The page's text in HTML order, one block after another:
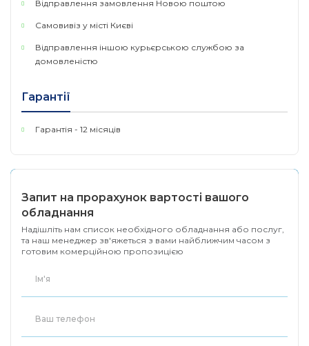
Відправлення замовлення Новою поштою
Самовивіз у місті Києві
Відправлення іншою курьєрською службою за
домовленістю
Гарантії
Гарантія - 12 місяців
Запит на прорахунок вартості вашого
обладнання
Надішліть нам список необхідного обладнання або послуг,
та наш менеджер зв'яжеться з вами найближчим часом з
готовим комерційною пропозицією